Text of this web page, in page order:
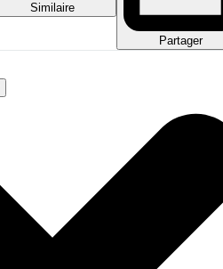
Similaire
Partager